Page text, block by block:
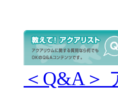
＜Q&A＞